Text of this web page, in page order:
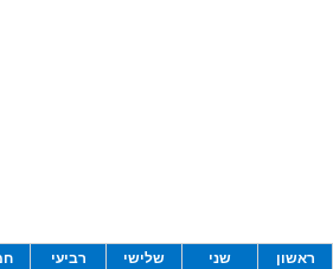
ראשון שני שלישי רביעי